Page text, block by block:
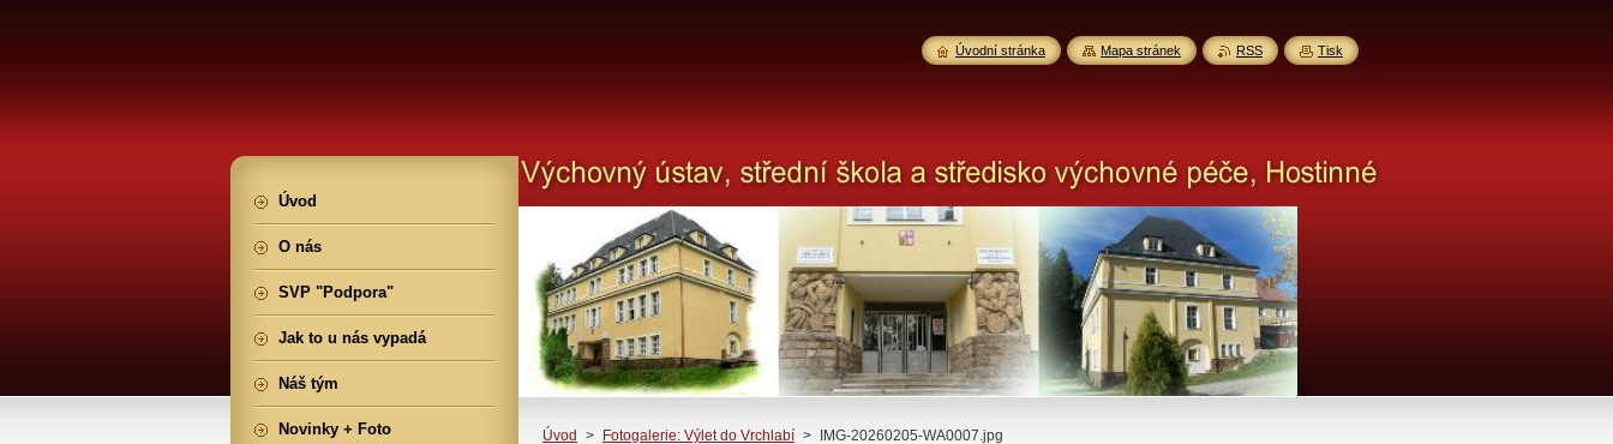
Úvod > Fotogalerie: Výlet do Vrchlabí > IMG-20260205-WA0007.jpg
Úvod
O nás
SVP "Podpora"
Jak to u nás vypadá
Náš tým
Novinky + Foto
Úvodní stránka Mapa stránek RSS Tisk